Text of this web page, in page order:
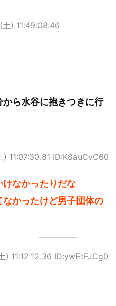
) 11:49:08.46
ら水谷に抱きつきに行
11:07:30.81 ID:K8auCvC60
なかったりだな
かったけど男子団体の
) 11:12:12.36 ID:ywEtFJCg0